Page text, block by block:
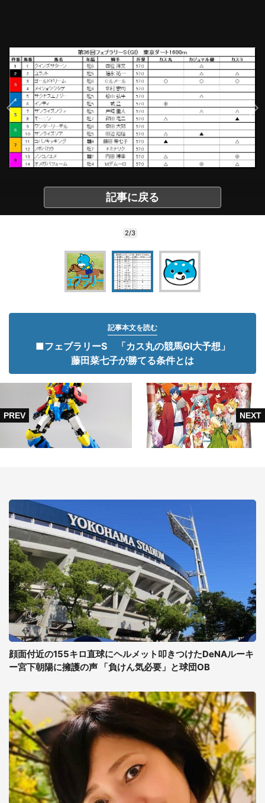
記事に戻る
2/3
記事本文を読む
■フェブラリーS 「カス丸の競馬GⅠ大予想」
藤田菜七子が勝てる条件とは
顔面付近の155キロ直球にヘルメット叩きつけたDeNAルーキ
ー宮下朝陽に擁護の声 「負けん気必要」と球団OB